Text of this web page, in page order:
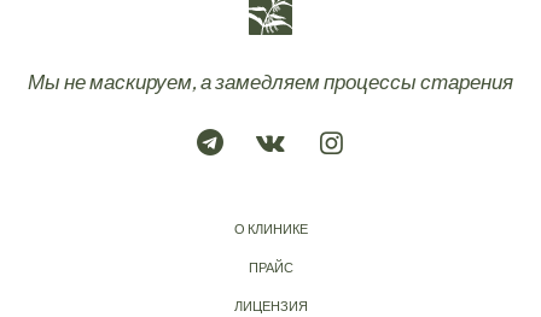
Мы не маскируем, а замедляем процессы старения
О КЛИНИКЕ
ПРАЙС
ЛИЦЕНЗИЯ